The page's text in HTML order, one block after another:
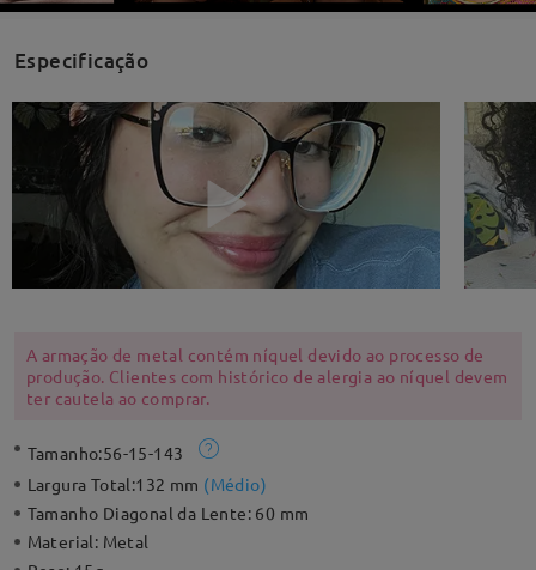
Especificação
A armação de metal contém níquel devido ao processo de
produção. Clientes com histórico de alergia ao níquel devem
ter cautela ao comprar.
Tamanho:56-15-143
Largura Total:132 mm (Médio)
Tamanho Diagonal da Lente: 60 mm
Material: Metal